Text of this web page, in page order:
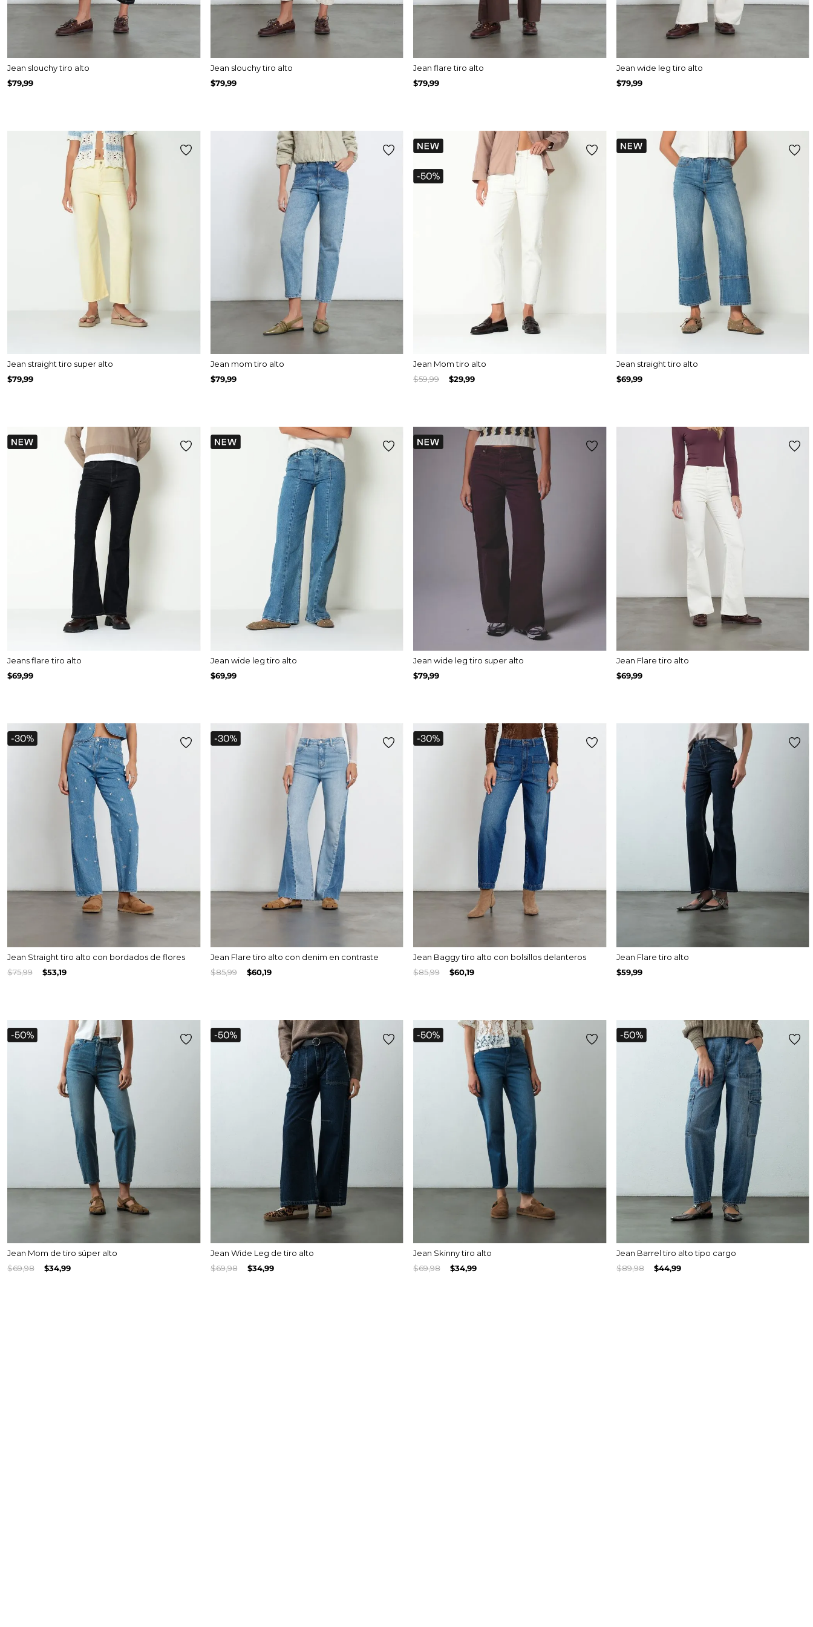
Jean slouchy tiro alto
$79,99
Jean slouchy tiro alto
$79,99
Jean flare tiro alto
$79,99
Jean wide leg tiro alto
$79,99
Jean straight tiro super alto
$79,99
Jean mom tiro alto
$79,99
Jean Mom tiro alto
$59,99 $29,99
Jean straight tiro alto
$69,99
Jeans flare tiro alto
$69,99
Jean wide leg tiro alto
$69,99
Jean wide leg tiro super alto
$79,99
Jean Flare tiro alto
$69,99
Jean Straight tiro alto con bordados de flores
$75,99 $53,19
Jean Flare tiro alto con denim en contraste
$85,99 $60,19
Jean Baggy tiro alto con bolsillos delanteros
$85,99 $60,19
Jean Flare tiro alto
$59,99
Jean Mom de tiro súper alto
$69,98 $34,99
Jean Wide Leg de tiro alto
$69,98 $34,99
Jean Skinny tiro alto
$69,98 $34,99
Jean Barrel tiro alto tipo cargo
$89,98 $44,99